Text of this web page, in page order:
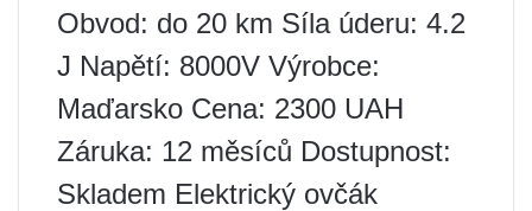
Obvod: do 20 km Síla úderu: 4.2
J Napětí: 8000V Výrobce:
Maďarsko Cena: 2300 UAH
Záruka: 12 měsíců Dostupnost:
Skladem Elektrický ovčák